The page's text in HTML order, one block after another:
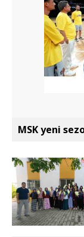
MSK yeni